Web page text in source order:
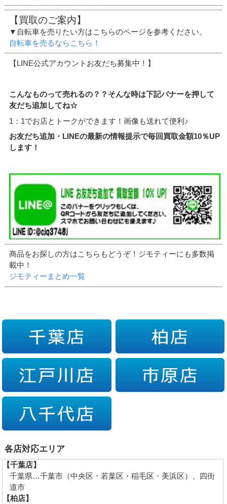
【買取のご案内】
▼自転車を売りたい方はこちらのページを参考ください。
自転車を売るならこちら！
【LINE公式アカウントお友だち募集中！】
こんなものって売れるの？？そんな時は下記バナーを押して
友だち追加してね☆
1：1でお店とトークができます！画像も送れて便利♪
お友だち追加・LINEの最新の情報提示で毎回買取金額10％UP
します！
商品をお探しの方はこちらもどうぞ！ジモティーにも多数掲
載中！
ジモティーまとめ一覧
各店対応エリア
【千葉店】
千葉県…千葉市（中央区・若葉区・稲毛区・美浜区）、四街
道市
【柏店】